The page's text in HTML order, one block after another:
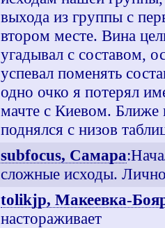
выхода из группы с
втором месте. Вина
угадывал с составом,
успевал поменять
одно очко я потерял
мачте с Киевом. Ближе
поднялся с низов
subfocus, Самара
сложные исходы. Лично
tolikjp, Макеевка-
настораживает